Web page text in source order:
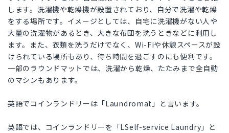
します。洗濯機や乾燥機が設置されており、自分で洗濯や乾燥
をする場所です。イメージとしては、自宅に洗濯機がない人や
大量の洗濯物があるとき、大きな布団を洗うときなどに利用し
ます。また、衣類を洗うだけでなく、Wi-Fiや休憩スペースが設
けられている場所もあり、待ち時間を過ごすのにも便利です。
一部のラウンドマットでは、洗濯から乾燥、たたみまで全自動
のマシンもあります。
英語でコインランドリーは「Laundromat」と言います。
英語では、コインランドリーを「LSelf-service Laundry」と